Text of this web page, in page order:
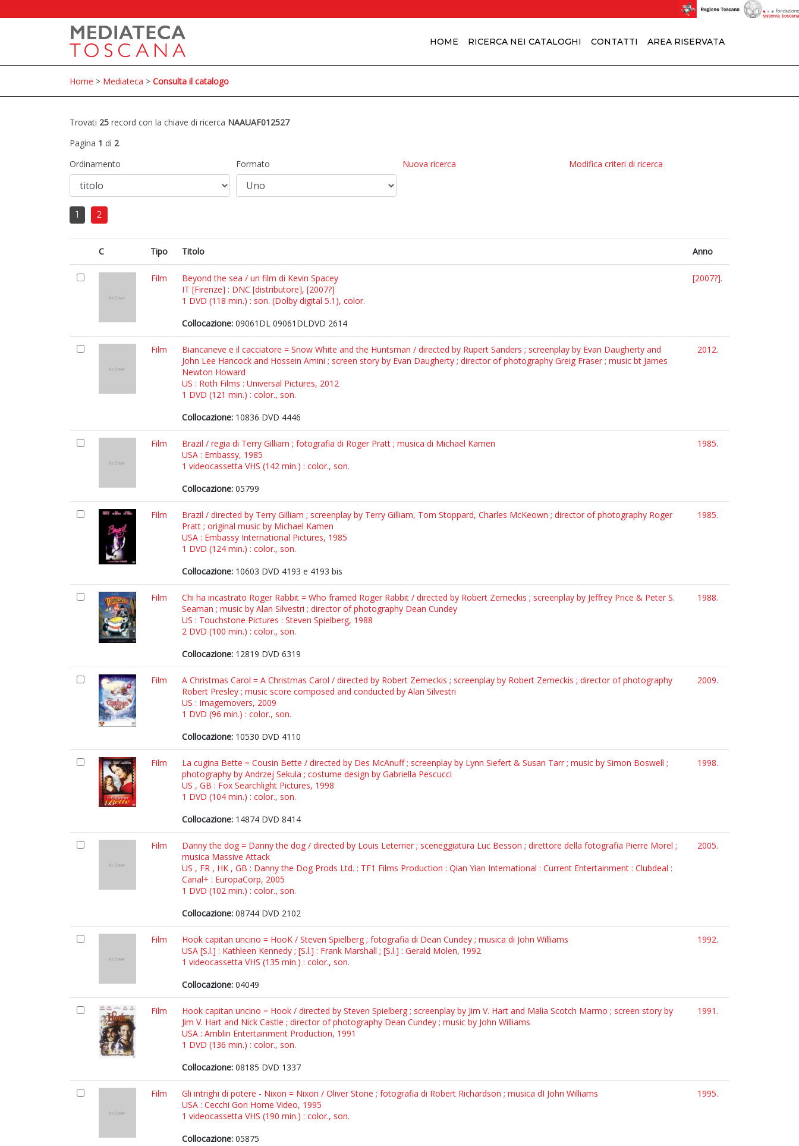
HOME RICERCA NEI CATALOGHI CONTATTI AREA RISERVATA
Home > Mediateca > Consulta il catalogo
Trovati 25 record con la chiave di ricerca NAAUAF012527
Pagina 1 di 2
Ordinamento
Formato Nuova ricerca Modifica criteri di ricerca
1 2
C Tipo Titolo Anno
Film
Beyond the sea / un film di Kevin Spacey
IT [Firenze] : DNC [distributore], [2007?]
1 DVD (118 min.) : son. (Dolby digital 5.1), color.
Collocazione: 09061DL 09061DLDVD 2614
[2007?].
Film
Biancaneve e il cacciatore = Snow White and the Huntsman / directed by Rupert Sanders ; screenplay by Evan Daugherty and
John Lee Hancock and Hossein Amini ; screen story by Evan Daugherty ; director of photography Greig Fraser ; music bt James
Newton Howard
US : Roth Films : Universal Pictures, 2012
1 DVD (121 min.) : color., son.
Collocazione: 10836 DVD 4446
2012.
Film
Brazil / regia di Terry Gilliam ; fotografia di Roger Pratt ; musica di Michael Kamen
USA : Embassy, 1985
1 videocassetta VHS (142 min.) : color., son.
Collocazione: 05799
1985.
Film
Brazil / directed by Terry Gilliam ; screenplay by Terry Gilliam, Tom Stoppard, Charles McKeown ; director of photography Roger
Pratt ; original music by Michael Kamen
USA : Embassy International Pictures, 1985
1 DVD (124 min.) : color., son.
Collocazione: 10603 DVD 4193 e 4193 bis
1985.
Film
Chi ha incastrato Roger Rabbit = Who framed Roger Rabbit / directed by Robert Zemeckis ; screenplay by Jeffrey Price & Peter S.
Seaman ; music by Alan Silvestri ; director of photography Dean Cundey
US : Touchstone Pictures : Steven Spielberg, 1988
2 DVD (100 min.) : color., son.
Collocazione: 12819 DVD 6319
1988.
Film
A Christmas Carol = A Christmas Carol / directed by Robert Zemeckis ; screenplay by Robert Zemeckis ; director of photography
Robert Presley ; music score composed and conducted by Alan Silvestri
US : Imagemovers, 2009
1 DVD (96 min.) : color., son.
Collocazione: 10530 DVD 4110
2009.
Film
La cugina Bette = Cousin Bette / directed by Des McAnuff ; screenplay by Lynn Siefert & Susan Tarr ; music by Simon Boswell ;
photography by Andrzej Sekula ; costume design by Gabriella Pescucci
US , GB : Fox Searchlight Pictures, 1998
1 DVD (104 min.) : color., son.
Collocazione: 14874 DVD 8414
1998.
Film
Danny the dog = Danny the dog / directed by Louis Leterrier ; sceneggiatura Luc Besson ; direttore della fotografia Pierre Morel ;
musica Massive Attack
US , FR , HK , GB : Danny the Dog Prods Ltd. : TF1 Films Production : Qian Yian International : Current Entertainment : Clubdeal :
Canal+ : EuropaCorp, 2005
1 DVD (102 min.) : color., son.
Collocazione: 08744 DVD 2102
2005.
Film
Hook capitan uncino = HooK / Steven Spielberg ; fotografia di Dean Cundey ; musica di John Williams
USA [S.l.] : Kathleen Kennedy ; [S.l.] : Frank Marshall ; [S.l.] : Gerald Molen, 1992
1 videocassetta VHS (135 min.) : color., son.
Collocazione: 04049
1992.
Film
Hook capitan uncino = Hook / directed by Steven Spielberg ; screenplay by Jim V. Hart and Malia Scotch Marmo ; screen story by
Jim V. Hart and Nick Castle ; director of photography Dean Cundey ; music by John Williams
USA : Amblin Entertainment Production, 1991
1 DVD (136 min.) : color., son.
Collocazione: 08185 DVD 1337
1991.
Film
Gli intrighi di potere - Nixon = Nixon / Oliver Stone ; fotografia di Robert Richardson ; musica dI John Williams
USA : Cecchi Gori Home Video, 1995
1 videocassetta VHS (190 min.) : color., son.
Collocazione: 05875
1995.